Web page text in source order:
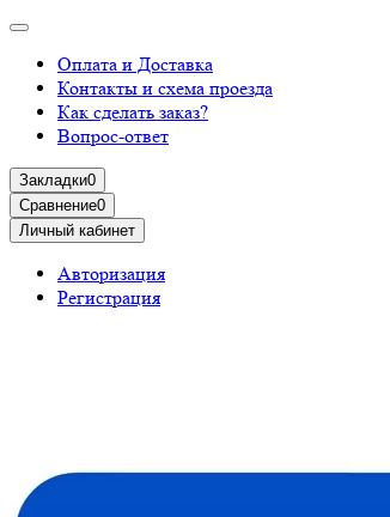
Оплата и Доставка
Контакты и схема проезда
Как сделать заказ?
Вопрос-ответ
Закладки0
Сравнение0
Личный кабинет
Авторизация
Регистрация